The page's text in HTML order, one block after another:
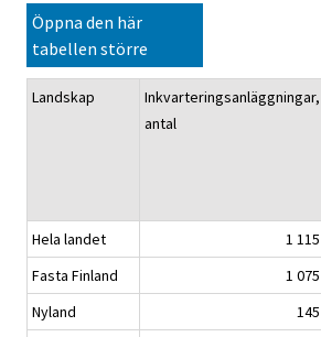
Öppna den här
tabellen större
Landskap
Inkvarteringsanläggningar,
antal
Hela landet 1 115
Fasta Finland
1 075
Nyland
145